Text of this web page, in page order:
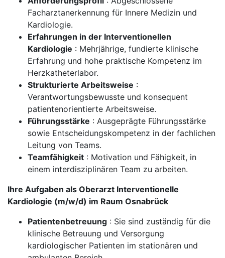
Facharztanerkennung für Innere Medizin und
Kardiologie.
Erfahrungen in der Interventionellen
Kardiologie : Mehrjährige, fundierte klinische
Erfahrung und hohe praktische Kompetenz im
Herzkatheterlabor.
Strukturierte Arbeitsweise :
Verantwortungsbewusste und konsequent
patientenorientierte Arbeitsweise.
Führungsstärke : Ausgeprägte Führungsstärke
sowie Entscheidungskompetenz in der fachlichen
Leitung von Teams.
Teamfähigkeit : Motivation und Fähigkeit, in
einem interdisziplinären Team zu arbeiten.
Ihre Aufgaben als Oberarzt Interventionelle
Kardiologie (m/w/d) im Raum Osnabrück
Patientenbetreuung : Sie sind zuständig für die
klinische Betreuung und Versorgung
kardiologischer Patienten im stationären und